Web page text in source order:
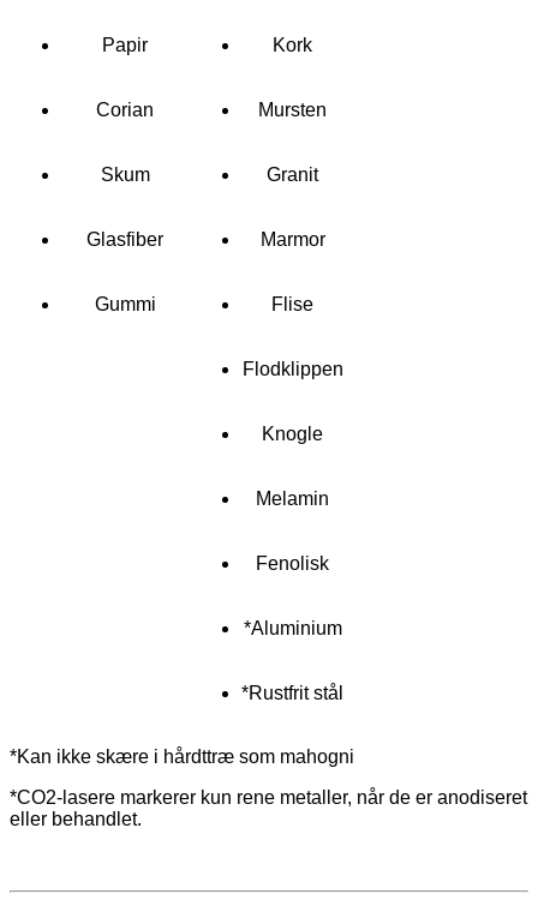
Papir Kork
Corian Mursten
Skum Granit
Glasfiber Marmor
Gummi Flise
Flodklippen
Knogle
Melamin
Fenolisk
*Aluminium
*Rustfrit stål
*Kan ikke skære i hårdttræ som mahogni
*CO2-lasere markerer kun rene metaller, når de er anodiseret
eller behandlet.